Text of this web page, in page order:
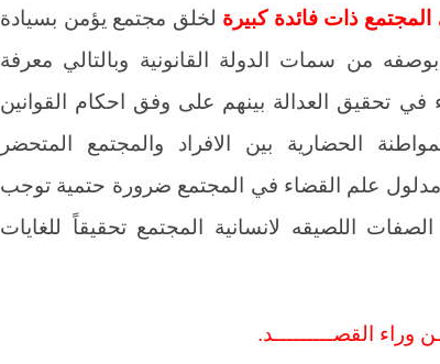
ذات فائدة كبيرة لخلق مجتمع يؤمن بسيادة
من سمات الدولة القانونية وبالتالي معرفة
في تحقيق العدالة بينهم على وفق احكام القوانين
الحضارية بين الافراد والمجتمع المتحضر
مدلول علم القضاء في المجتمع ضرورة حتمية توجب
اللصيقه لانسانية المجتمع تحقيقاً للغايات
وراء القصـــــــــد.